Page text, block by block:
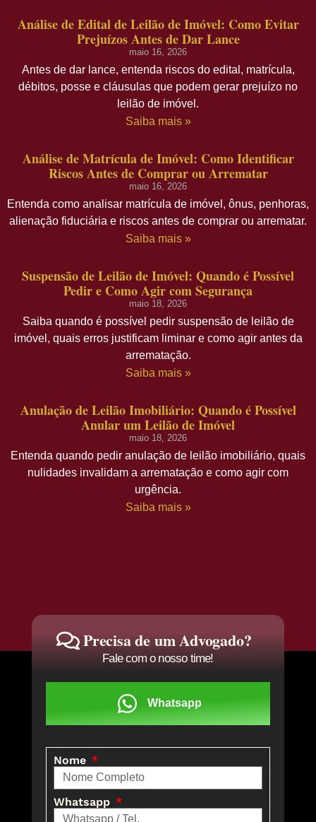
Análise de Edital de Leilão de Imóvel: Como Evitar
Prejuízos Antes de Dar Lance
maio 16, 2026
Antes de dar lance, entenda riscos do edital, matrícula,
débitos, posse e cláusulas que podem gerar prejuízo no
leilão de imóvel.
Saiba mais »
Análise de Matrícula de Imóvel: Como Identificar
Riscos Antes de Comprar ou Arrematar
maio 16, 2026
Entenda como analisar matrícula de imóvel, ônus, penhoras,
alienação fiduciária e riscos antes de comprar ou arrematar.
Saiba mais »
Suspensão de Leilão de Imóvel: Quando é Possível
Pedir e Como Agir com Segurança
maio 18, 2026
Saiba quando é possível pedir suspensão de leilão de
imóvel, quais erros justificam liminar e como agir antes da
arrematação.
Saiba mais »
Anulação de Leilão Imobiliário: Quando é Possível
Anular um Leilão de Imóvel
maio 18, 2026
Entenda quando pedir anulação de leilão imobiliário, quais
nulidades invalidam a arrematação e como agir com
urgência.
Saiba mais »
Precisa de um Advogado?
Fale com o nosso time!
Whatsapp
Nome
Whatsapp